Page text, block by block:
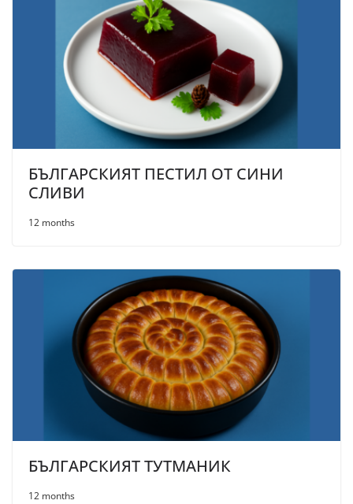
БЪЛГАРСКИЯТ ПЕСТИЛ ОТ СИНИ
СЛИВИ
12 months
БЪЛГАРСКИЯТ ТУТМАНИК
12 months